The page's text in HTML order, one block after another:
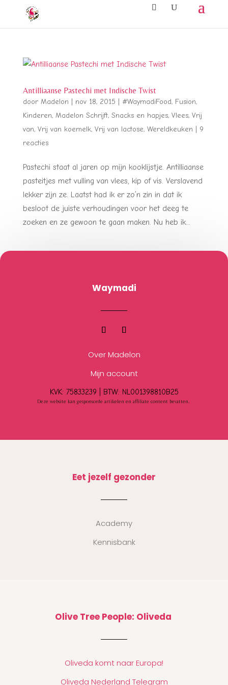
Antilliaanse Pastechi met Indische Twist
door Madelon nov 18, 2015 #WaymadiFood, Fusion,
Kinderen, Madelon Schrijft, Snacks en hapjes, Vlees, Vrij
van, Vrij van koemelk, Vrij van lactose, Wereldkeuken
9
reacties
Pastechi staat al jaren op mijn kooklijstje. Antilliaanse
pasteitjes met vulling van vlees, kip of vis. Verslavend
lekker zijn ze. Laatst had ik er zo’n zin in dat ik
besloot de juiste verhoudingen voor het deeg te
zoeken en ze gewoon te gaan maken. Nu heb ik...
Waymadi
Over Madelon
Mijn account
KVK: 75833239 | BTW: NL001398810B25
Deze website kan gesponsorde artikelen en affiliate content bevatten.
Eet jezelf gezonder
Academy
Kennisbank
Olive Tree People: Oliveda
Oliveda komt naar Europa!
Oliveda Nederland Telegram